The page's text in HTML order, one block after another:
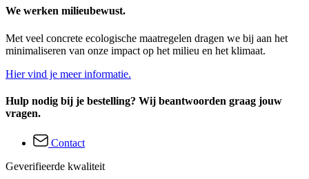
We werken milieubewust.
Met veel concrete ecologische maatregelen dragen we bij aan het
minimaliseren van onze impact op het milieu en het klimaat.
Hier vind je meer informatie.
Hulp nodig bij je bestelling? Wij beantwoorden graag jouw
vragen.
Contact
Geverifieerde kwaliteit